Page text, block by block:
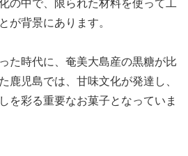
の中で、限られた材料を使って工
が背景にあります。
た時代に、奄美大島産の黒糖が比
鹿児島では、甘味文化が発達し、
を彩る重要なお菓子となっていま